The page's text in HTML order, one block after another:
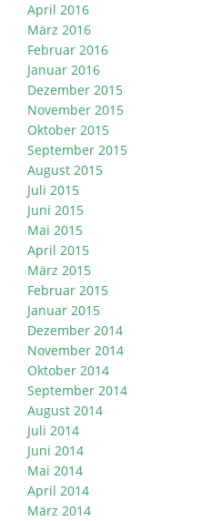
April 2016
März 2016
Februar 2016
Januar 2016
Dezember 2015
November 2015
Oktober 2015
September 2015
August 2015
Juli 2015
Juni 2015
Mai 2015
April 2015
März 2015
Februar 2015
Januar 2015
Dezember 2014
November 2014
Oktober 2014
September 2014
August 2014
Juli 2014
Juni 2014
Mai 2014
April 2014
März 2014